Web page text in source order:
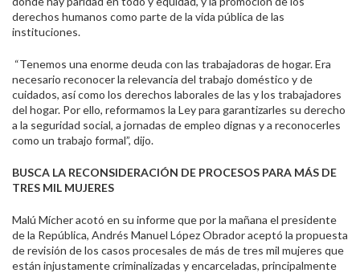
derechos humanos como parte de la vida pública de las
instituciones.
“Tenemos una enorme deuda con las trabajadoras de hogar. Era
necesario reconocer la relevancia del trabajo doméstico y de
cuidados, así como los derechos laborales de las y los trabajadores
del hogar. Por ello, reformamos la Ley para garantizarles su derecho
a la seguridad social, a jornadas de empleo dignas y a reconocerles
como un trabajo formal”, dijo.
BUSCA LA RECONSIDERACIÓN DE PROCESOS PARA MÁS DE
TRES MIL MUJERES
Malú Mícher acotó en su informe que por la mañana el presidente
de la República, Andrés Manuel López Obrador aceptó la propuesta
de revisión de los casos procesales de más de tres mil mujeres que
están injustamente criminalizadas y encarceladas, principalmente